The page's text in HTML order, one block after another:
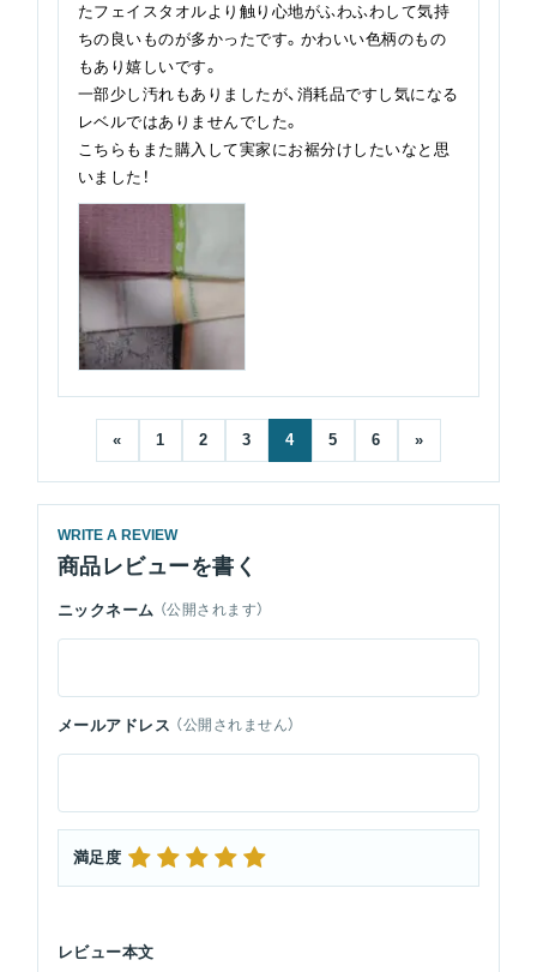
たフェイスタオルより触り心地がふわふわして気持
ちの良いものが多かったです。かわいい色柄のもの
もあり嬉しいです。
一部少し汚れもありましたが、消耗品ですし気になる
レベルではありませんでした。
こちらもまた購入して実家にお裾分けしたいなと思
いました！
« 1 2 3 4 5 6 »
WRITE A REVIEW
商品レビューを書く
ニックネーム （公開されます）
メールアドレス （公開されません）
満足度
レビュー本文